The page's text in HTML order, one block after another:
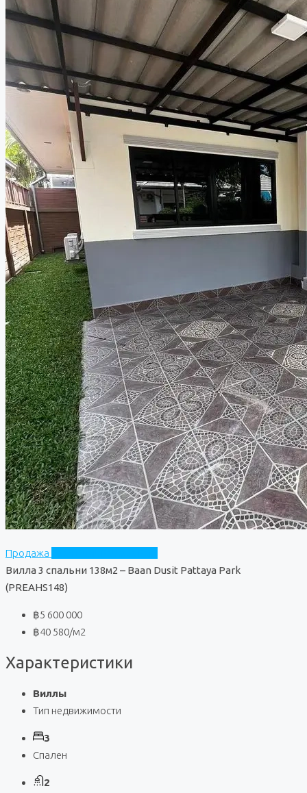
Продажа
Вилла 3 спальни 138м2 – Baan Dusit Pattaya Park
(PREAHS148)
฿5 600 000
฿40 580/м2
Характеристики
Виллы
Тип недвижимости
3
Спален
2